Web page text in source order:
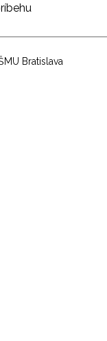
Bratislava